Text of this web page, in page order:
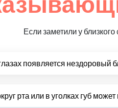
Если заметили у
появляется нездоровый
рта или в уголках губ